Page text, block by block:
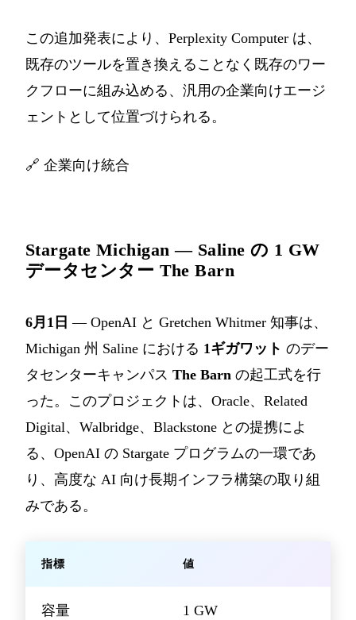
この追加発表により、Perplexity Computer は、
既存のツールを置き換えることなく既存のワー
クフローに組み込める、汎用の企業向けエージ
ェントとして位置づけられる。
🔗 企業向け統合
Stargate Michigan — Saline の 1 GW
データセンター The Barn
6月1日 — OpenAI と Gretchen Whitmer 知事は、
Michigan 州 Saline における 1ギガワット のデー
タセンターキャンパス The Barn の起工式を行
った。このプロジェクトは、Oracle、Related
Digital、Walbridge、Blackstone との提携によ
る、OpenAI の Stargate プログラムの一環であ
り、高度な AI 向け長期インフラ構築の取り組
みである。
指標 値
容量 1 GW